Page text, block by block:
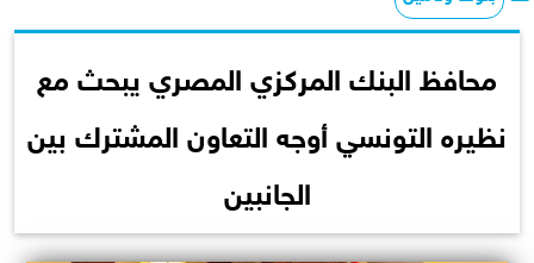
محافظ البنك المركزي المصري يبحث مع
نظيره التونسي أوجه التعاون المشترك بين
الجانبين